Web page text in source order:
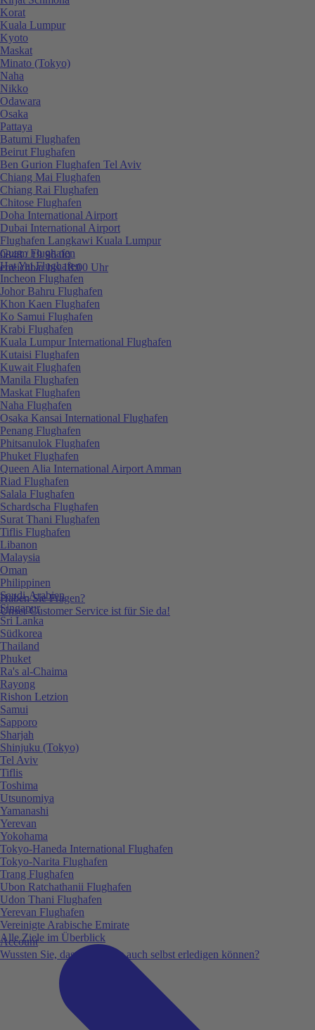
0848 / 19 96 00
erreichbar bis 18:00 Uhr
Haben Sie Fragen?
Unser Customer Service ist für Sie da!
Account
Wussten Sie, dass Sie vieles auch selbst erledigen können?
Korat
Kuala Lumpur
Kyoto
Maskat
Minato (Tokyo)
Naha
Nikko
Odawara
Osaka
Pattaya
Batumi Flughafen
Beirut Flughafen
Ben Gurion Flughafen Tel Aviv
Chiang Mai Flughafen
Chiang Rai Flughafen
Chitose Flughafen
Doha International Airport
Dubai International Airport
Flughafen Langkawi Kuala Lumpur
Guam Flughafen
Hat Yai Flughafen
Incheon Flughafen
Johor Bahru Flughafen
Khon Kaen Flughafen
Ko Samui Flughafen
Krabi Flughafen
Kuala Lumpur International Flughafen
Kutaisi Flughafen
Kuwait Flughafen
Manila Flughafen
Maskat Flughafen
Naha Flughafen
Osaka Kansai International Flughafen
Penang Flughafen
Phitsanulok Flughafen
Phuket Flughafen
Queen Alia International Airport Amman
Riad Flughafen
Salala Flughafen
Schardscha Flughafen
Surat Thani Flughafen
Tiflis Flughafen
Libanon
Malaysia
Oman
Philippinen
Saudi-Arabien
Singapur
Sri Lanka
Südkorea
Thailand
Phuket
Ra's al-Chaima
Rayong
Rishon Letzion
Samui
Sapporo
Sharjah
Shinjuku (Tokyo)
Tel Aviv
Tiflis
Toshima
Utsunomiya
Yamanashi
Yerevan
Yokohama
Tokyo-Haneda International Flughafen
Tokyo-Narita Flughafen
Trang Flughafen
Ubon Ratchathanii Flughafen
Udon Thani Flughafen
Yerevan Flughafen
Vereinigte Arabische Emirate
Alle Ziele im Überblick